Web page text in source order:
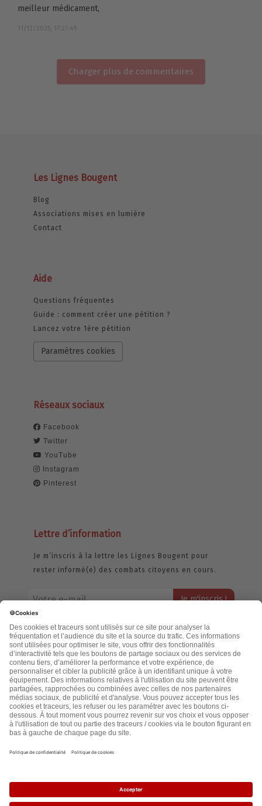
meilleur médicament,
11/12/2025, 17:27:49
Charger plus de commentaires
Les Lignes Bougent
Blog
Associations mises en lumière
Contact
Aide
Questions fréquentes
Guide : comment créer une pétition ?
Lancez votre 1ère pétition
Paramètres cookies
Réseaux sociaux
Facebook
Twitter
YouTube
Instagram
Pinterest
Lettre d’information
Je m’inscris à la lettre les Lignes Bougent pour
rester informé(e) des combats citoyens en cours.
jamais échangée. Pour consulter notre politique de confidentialité,
cliquez ici.
Accueil
Politique de confidentialité
Cookies